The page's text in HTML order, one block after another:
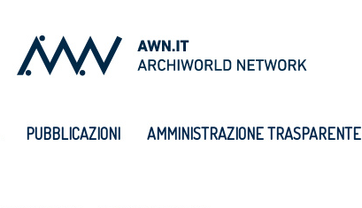
PUBBLICAZIONI AMMINISTRAZIONE TRASPARENTE